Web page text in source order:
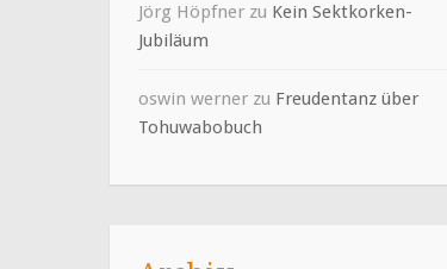
Jörg Höpfner zu Kein Sektkorken-
Jubiläum
oswin werner zu Freudentanz über
Tohuwabobuch